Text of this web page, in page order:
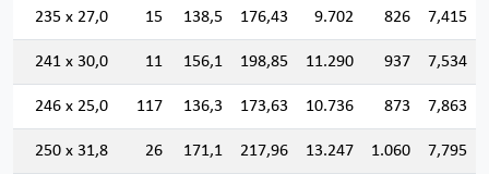
235 x 27,0 15 138,5 176,43 9.702 826 7,415
241 x 30,0 11 156,1 198,85 11.290 937 7,534
246 x 25,0 117 136,3 173,63 10.736 873 7,863
250 x 31,8 26 171,1 217,96 13.247 1.060 7,795